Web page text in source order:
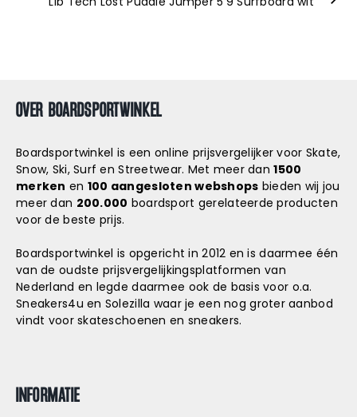
OVER BOARDSPORTWINKEL
Boardsportwinkel is een online prijsvergelijker voor Skate,
Snow, Ski, Surf en Streetwear. Met meer dan1500
merken en 100 aangesloten webshops bieden wij jou
meer dan 200.000 boardsport gerelateerde producten
voor de beste prijs.
Boardsportwinkel is opgericht in 2012 en is daarmee één
van de oudste prijsvergelijkingsplatformen van
Nederland en legde daarmee ook de basis voor o.a.
Sneakers4u en Solezilla waar je een nog groter aanbod
vindt voor skateschoenen en sneakers.
INFORMATIE